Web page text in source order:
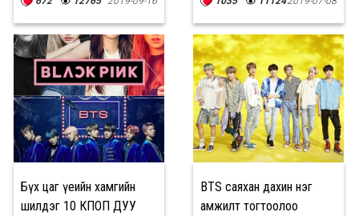
Бүх цаг үеийн хамгийн
шилдэг 10 КПОП ДУУ
BTS саяхан дахин нэг
амжилт тогтоолоо